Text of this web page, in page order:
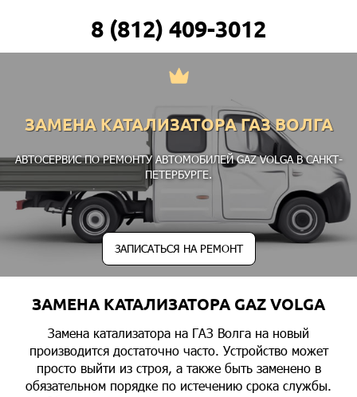
8 (812) 409-3012
ЗАМЕНА КАТАЛИЗАТОРА ГАЗ ВОЛГА
АВТОСЕРВИС ПО РЕМОНТУ АВТОМОБИЛЕЙ GAZ VOLGA В САНКТ-
ПЕТЕРБУРГЕ.
ЗАПИСАТЬСЯ НА РЕМОНТ
ЗАМЕНА КАТАЛИЗАТОРА GAZ VOLGA
Замена катализатора на ГАЗ Волга на новый
производится достаточно часто. Устройство может
просто выйти из строя, а также быть заменено в
обязательном порядке по истечению срока службы.